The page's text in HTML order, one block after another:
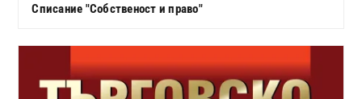
Списание "Собственост и право"